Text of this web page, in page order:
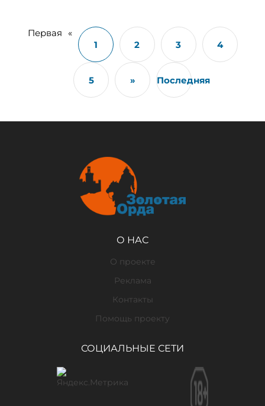
Первая
«
1
2 3 4
5 » Последняя
О НАС
О проекте
Реклама
Контакты
Помощь проекту
СОЦИАЛЬНЫЕ СЕТИ